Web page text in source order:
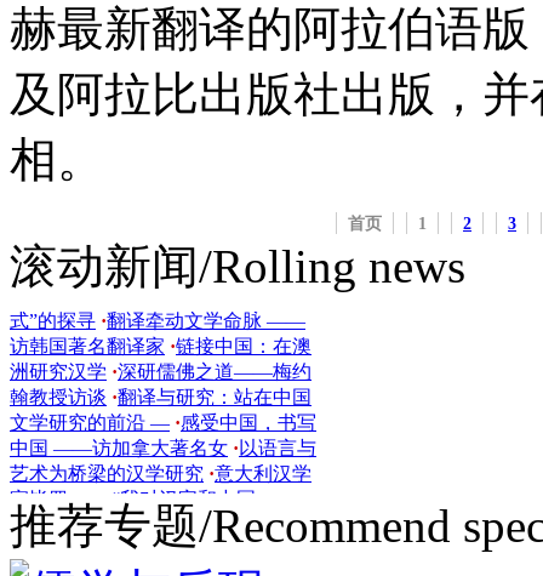
赫最新翻译的阿拉伯语
及阿拉比出版社出版，
相。
首页 1 2 3
滚动新闻/Rolling news
学研究 ·薪火永相传，著名汉学家马
克林讲汉学的品 ·《人民日报》：
《用翻译架起中葡文化交流 ·蔡宗齐
（美国）：开辟中国文化走向世界
视角解读中
文学翻译是译者与作
学家 ·索尼娅·布雷思勒与她“中国模
式”的探寻 ·翻译牵动文学命脉 ——
访韩国著名翻译家
链接中国：在澳
洲研究汉学
·深研儒佛之道——梅约
翰教授访谈 ·翻译与研究：站在中国
文学研究的前沿 — ·感受中国，书写
中国 ——访加拿大著名女 ·以语言与
艺术为桥梁的汉学研究 ·意大利汉学
家毕罗—— “我对汉字和中国
·【世界汉学讲坛】《关雎》英译探
微：翻译 ·世界汉学讲坛 | 何广思教
授解读中拉贸易关 ·阿根廷何广思：
超越西方范本才能获得发展
推荐专题/Recommend